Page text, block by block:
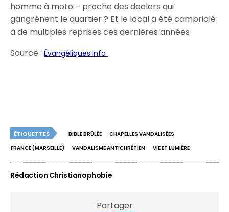
homme à moto – proche des dealers qui
gangrènent le quartier ? Et le local a été cambriolé
à de multiples reprises ces dernières années
Source :Évangéliques.info
ÉTIQUETTES BIBLE BRÛLÉE
CHAPELLES VANDALISÉES
FRANCE (MARSEILLE)
VANDALISME ANTICHRÉTIEN VIE ET LUMIÈRE
Rédaction Christianophobie
Partager